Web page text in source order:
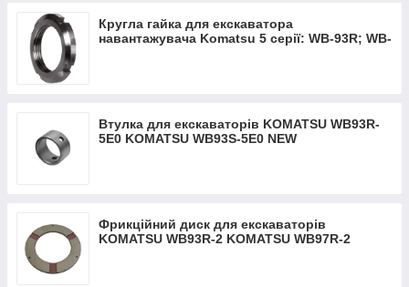
Кругла гайка для екскаватора
навантажувача Komatsu 5 серії: WB-93R; WB-
Втулка для екскаваторів KOMATSU WB93R-
5Е0 KOMATSU WB93S-5Е0 NEW
Фрикційний диск для екскаваторів
KOMATSU WB93R-2 KOMATSU WB97R-2